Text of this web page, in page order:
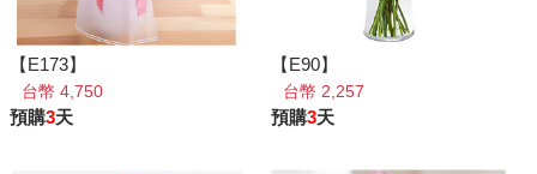
【E173】
台幣 4,750
預購3天
【E90】
台幣 2,257
預購3天